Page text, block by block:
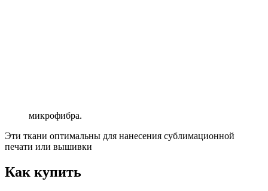
микрофибра.
Эти ткани оптимальны для нанесения сублимационной
печати или вышивки
Как купить